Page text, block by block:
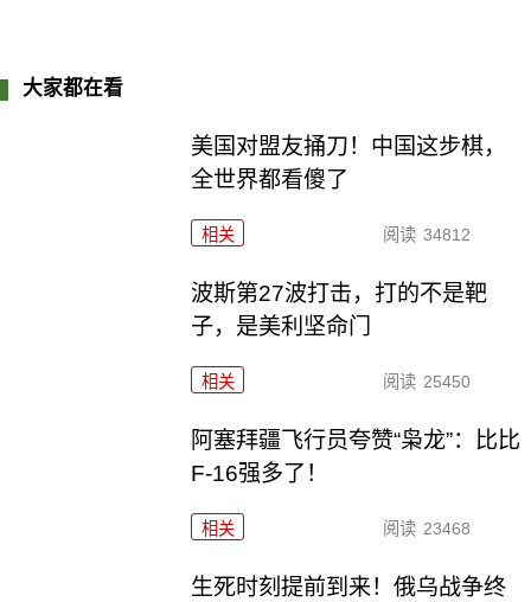
大家都在看
美国对盟友捅刀！中国这步棋，
全世界都看傻了
相关 阅读 34812
波斯第27波打击，打的不是靶
子，是美利坚命门
相关 阅读 25450
阿塞拜疆飞行员夸赞“枭龙”：比比
F-16强多了！
相关 阅读 23468
生死时刻提前到来！俄乌战争终